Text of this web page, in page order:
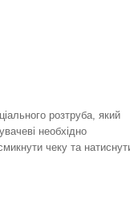
розтруба, який
необхідно
чеку та